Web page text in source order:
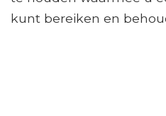
kunt bereiken en